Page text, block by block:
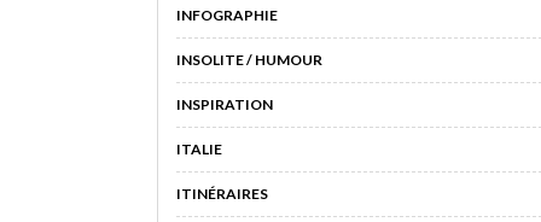
INFOGRAPHIE
INSOLITE / HUMOUR
INSPIRATION
ITALIE
ITINÉRAIRES